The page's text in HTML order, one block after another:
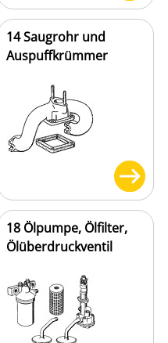
14 Saugrohr und
Auspuffkrümmer
18 Ölpumpe, Ölfilter,
Ölüberdruckventil